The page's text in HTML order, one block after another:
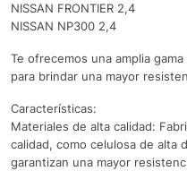
NISSAN FRONTIER 2,4
NISSAN NP300 2,4
Te ofrecemos una amplia
para brindar una mayor
Características:
Materiales de alta calidad:
calidad, como celulosa de alta
garantizan una mayor